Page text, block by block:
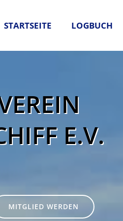
STARTSEITE LOGBUCH
E.V.
MITGLIED WERDEN